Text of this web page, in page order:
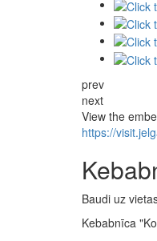
prev
next
View the
https://
Baudi uz
Kebabnīca